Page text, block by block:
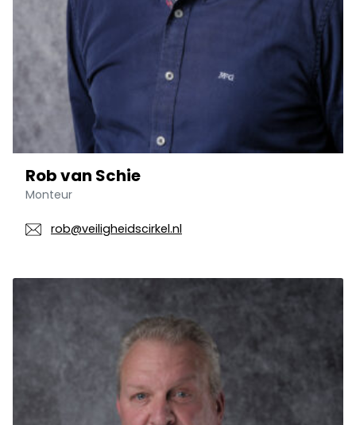
Rob van Schie
Monteur
rob@veiligheidscirkel.nl